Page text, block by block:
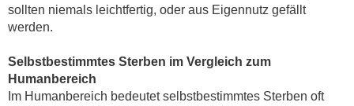
sollten niemals leichtfertig, oder aus Eigennutz gefällt
werden.
Selbstbestimmtes Sterben im Vergleich zum
Humanbereich
Im Humanbereich bedeutet selbstbestimmtes Sterben oft